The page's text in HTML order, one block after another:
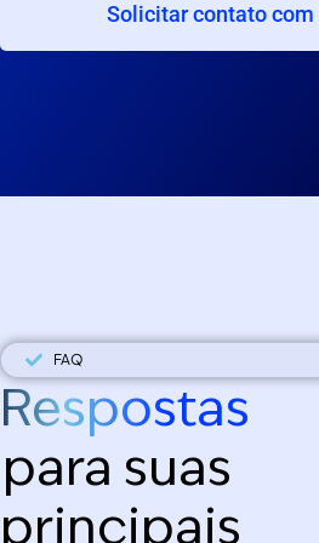
Solicitar contato
FAQ
Respostas
para suas
principais